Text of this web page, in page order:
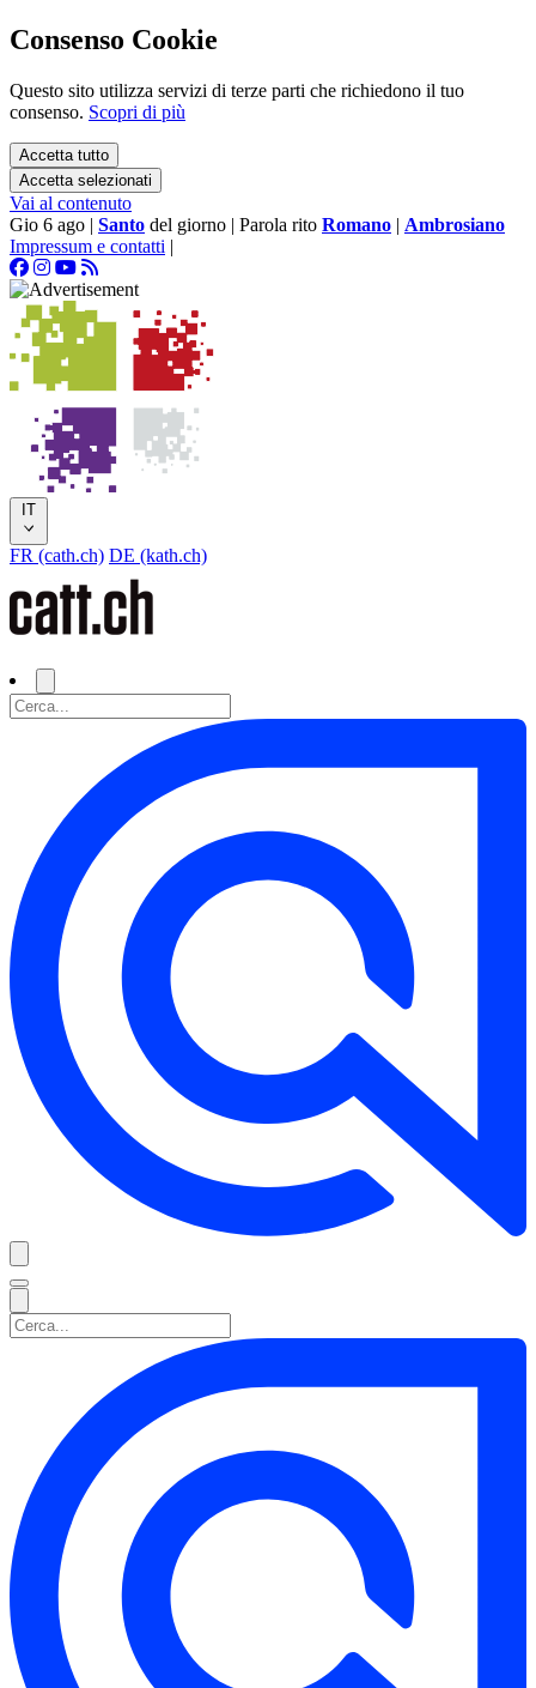
Consenso Cookie
Questo sito utilizza servizi di terze parti che richiedono il tuo
consenso. Scopri di più
Accetta tutto
Accetta selezionati
Vai al contenuto
Gio 6 ago | Santo del giorno | Parola rito Romano | Ambrosiano
Impressum e contatti |
IT
FR (cath.ch) DE (kath.ch)